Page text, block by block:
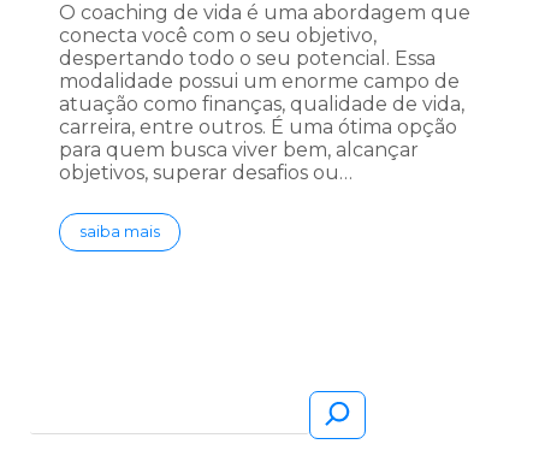
O coaching de vida é uma abordagem que
conecta você com o seu objetivo,
despertando todo o seu potencial. Essa
modalidade possui um enorme campo de
atuação como finanças, qualidade de vida,
carreira, entre outros. É uma ótima opção
para quem busca viver bem, alcançar
objetivos, superar desafios ou…
saiba mais